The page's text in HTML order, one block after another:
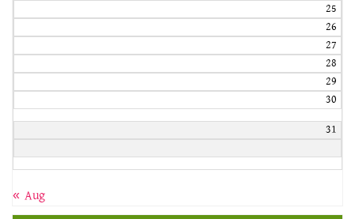
25
26
27
28
29
30
31
« Aug